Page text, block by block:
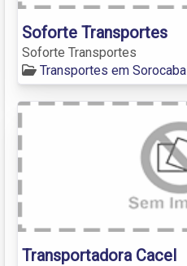
Soforte Transportes
Soforte Transportes
Transportes em Sorocaba
Transportadora Cacel